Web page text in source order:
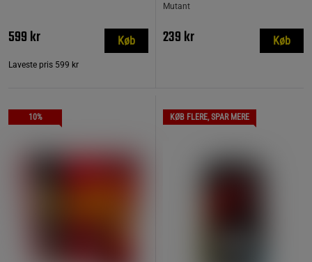
599 kr
Laveste pris 599 kr
Køb
Mutant
239 kr Køb
10% KØB FLERE, SPAR MERE